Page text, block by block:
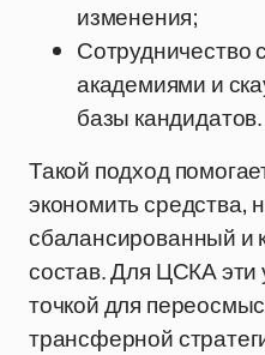
изменения;
Сотрудничество
академиями и
базы кандидатов.
Такой подход
экономить средства,
сбалансированный и
состав. Для ЦСКА эти
точкой для
трансферной